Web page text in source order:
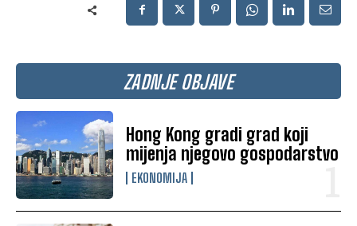
ZADNJE OBJAVE
Hong Kong gradi grad koji
mijenja njegovo gospodarstvo
EKONOMIJA